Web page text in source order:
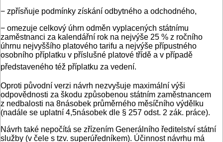
− zpřísňuje podmínky získání odbytného a odchodného,
− omezuje celkový úhrn odměn vyplacených státnímu
zaměstnanci za kalendářní rok na nejvýše 25 % z ročního
úhrnu nejvyššího platového tarifu a nejvýše přípustného
osobního příplatku v příslušné platové třídě a v případě
představeného též příplatku za vedení.
Oproti původní verzi návrh nezvyšuje maximální výši
odpovědnosti za škodu způsobenou státním zaměstnancem
z nedbalosti na 8násobek průměrného měsíčního výdělku
(nadále se uplatní 4,5násobek dle § 257 odst. 2 zák. práce).
Návrh také nepočítá se zřízením Generálního ředitelství státní
služby (v čele s tzv. superúředníkem). Účinnost návrhu má